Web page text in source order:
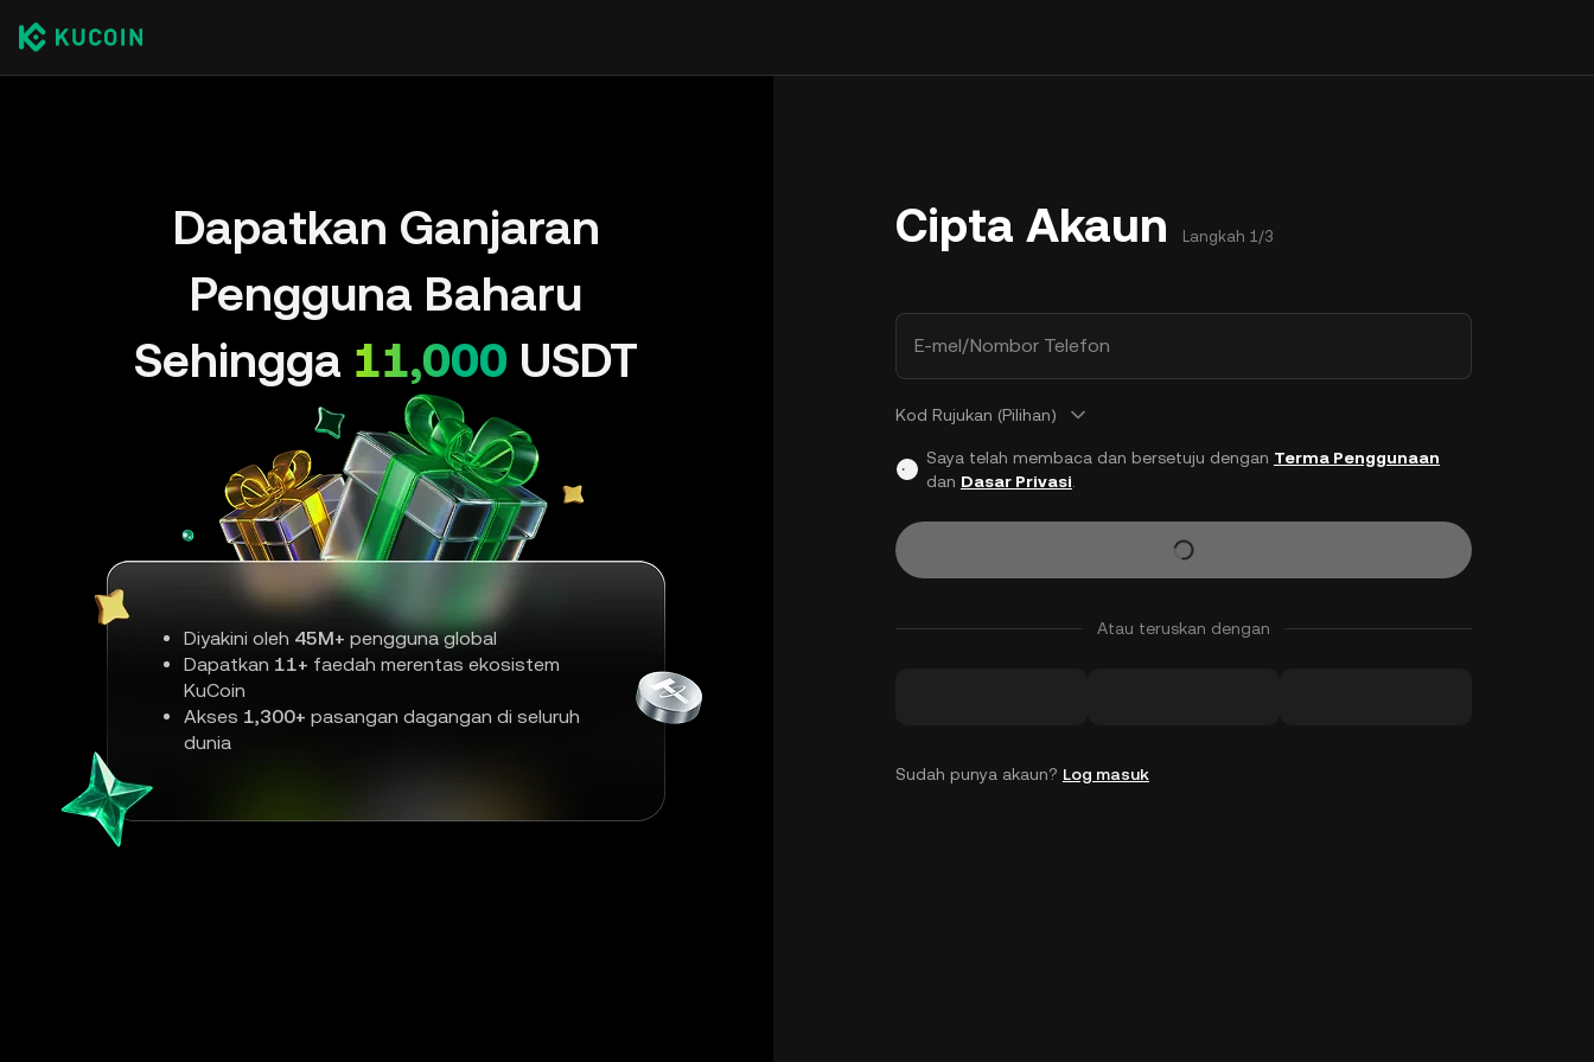
Dapatkan Ganjaran
Pengguna Baharu
Sehingga 11,000 USDT
Diyakini oleh 45M+ pengguna global
Dapatkan 11+ faedah merentas ekosistem
KuCoin
Akses 1,300+ pasangan dagangan di seluruh
dunia
Cipta Akaun Langkah 1/3
E-mel/Nombor Telefon
Kod Rujukan (Pilihan)
Saya telah membaca dan bersetuju dengan Terma Penggunaan
dan Dasar Privasi
Atau teruskan dengan
Sudah punya akaun? Log masuk